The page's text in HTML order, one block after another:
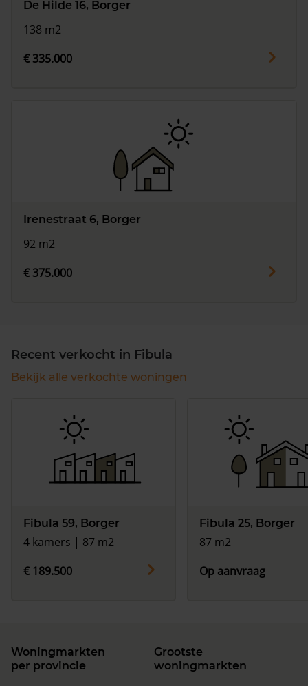
De Hilde 16, Borger
138 m2
€ 335.000
Irenestraat 6, Borger
92 m2
€ 375.000
Recent verkocht in Fibula
Bekijk alle verkochte woningen
Fibula 59, Borger
4 kamers | 87 m2
€ 189.500
Fibula 25, Borger
87 m2
Op aanvraag
Woningmarkten
per provincie
Grootste
woningmarkten